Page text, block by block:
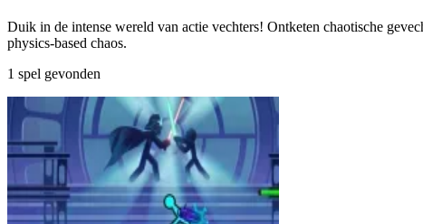
Duik in de intense wereld van actie vechters! Ontketen chaotische
physics-based chaos.
1 spel gevonden